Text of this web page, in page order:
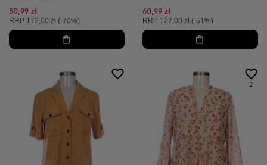
50,99 zł
Cena sugerowana:
RRP 172,00 zł (-70%)
60,99 zł
Cena sugerowana:
RRP 127,00 zł (-51%)
2